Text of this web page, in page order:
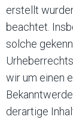
erstellt
beachtet.
solche
wir um einen
derartige